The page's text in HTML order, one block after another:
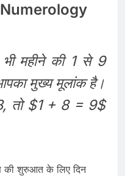
महीने की 1 से 9
मुख्य मूलांक है।
तो $1 + 8 = 9$
शुरुआत के लिए दिन